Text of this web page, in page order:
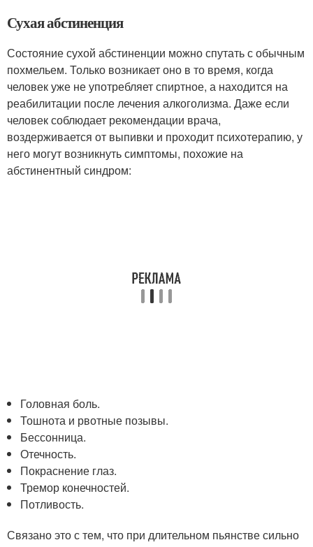
Сухая абстиненция
Состояние сухой абстиненции можно спутать с обычным
похмельем. Только возникает оно в то время, когда
человек уже не употребляет спиртное, а находится на
реабилитации после лечения алкоголизма. Даже если
человек соблюдает рекомендации врача,
воздерживается от выпивки и проходит психотерапию, у
него могут возникнуть симптомы, похожие на
абстинентный синдром:
Головная боль.
Тошнота и рвотные позывы.
Бессонница.
Отечность.
Покраснение глаз.
Тремор конечностей.
Потливость.
Связано это с тем, что при длительном пьянстве сильно